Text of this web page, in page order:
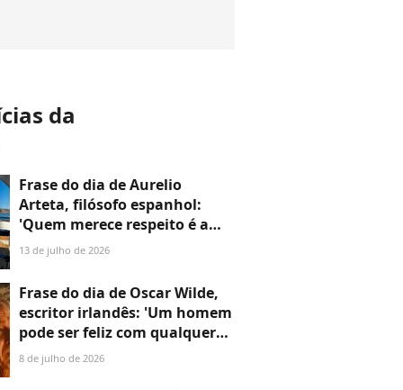
da
Frase do dia de Aurelio
Arteta, filósofo espanhol:
'Quem merece respeito é a
pessoa, e com muita
opiniões'
13 de julho de 2026
Frase do dia de Oscar Wilde,
escritor irlandês: 'Um homem
pode ser feliz com qualquer
mulher, desde que não a ame'
8 de julho de 2026